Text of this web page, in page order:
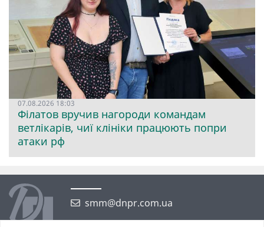
07.08.2026 18:03
Філатов вручив нагороди командам
ветлікарів, чиї клініки працюють попри
атаки рф
smm@dnpr.com.ua